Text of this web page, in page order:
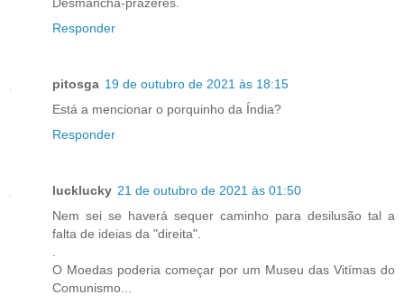
Responder
pitosga 19 de outubro de 2021 às 18:15
Está a mencionar o porquinho da Índia?
Responder
lucklucky 21 de outubro de 2021 às 01:50
Nem sei se haverá sequer caminho para desilusão tal a
falta de ideias da "direita".
O Moedas poderia começar por um Museu das Vitímas do
Comunismo...